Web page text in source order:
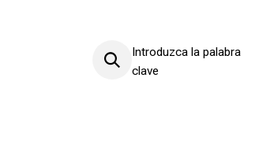
Introduzca la palabra
clave